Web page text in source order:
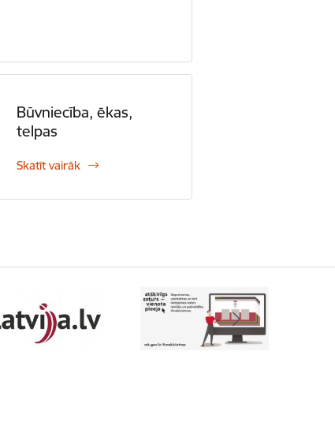
Būvniecība, ēkas,
telpas
Skatīt vairāk